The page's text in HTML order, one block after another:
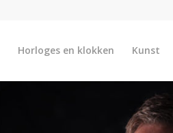
Horloges en klokken Kunst